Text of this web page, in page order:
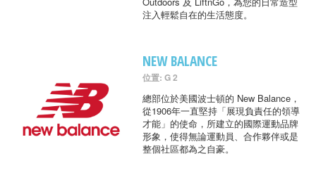
注入輕鬆自在的生活態度。
NEW BALANCE
位置: G 2
總部位於美國波士頓的 New Balance，
從1906年一直堅持「展現負責任的領導
才能」的使命，所建立的國際運動品牌
形象，使得無論運動員、合作夥伴或是
整個社區都為之自豪。